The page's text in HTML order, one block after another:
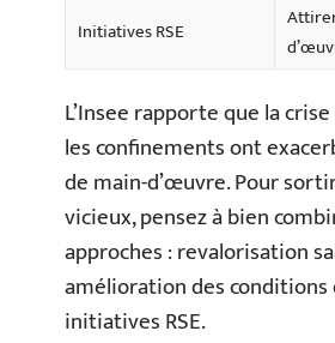
Initiatives RSE
L’Insee rapporte que la
les confinements ont
de main-d’œuvre. Pour
vicieux, pensez à bien
approches : revalorisation
amélioration des
initiatives RSE.